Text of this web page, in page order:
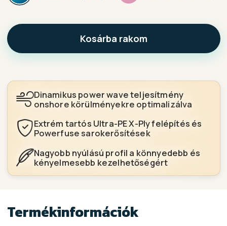
Kosárba rakom
Dinamikus power wave teljesítmény
onshore körülményekre optimalizálva
Extrém tartós Ultra-PE X-Ply felépítés és
Powerfuse sarokerősítések
Nagyobb nyúlású profil a könnyedebb és
kényelmesebb kezelhetőségért
Termékinformációk